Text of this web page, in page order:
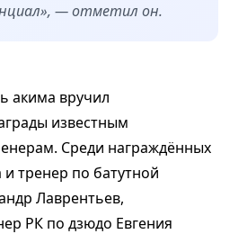
— отметил он.
акима вручил
известным
Среди награждённых
тренер по батутной
Лаврентьев,
РК по дзюдо Евгения